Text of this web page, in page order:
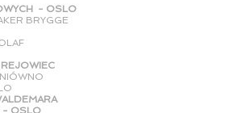
- OSLO
BRYGGE